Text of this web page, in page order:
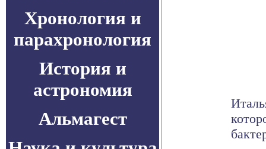
Хронология и
парахронология
История и
астрономия
Альмагест